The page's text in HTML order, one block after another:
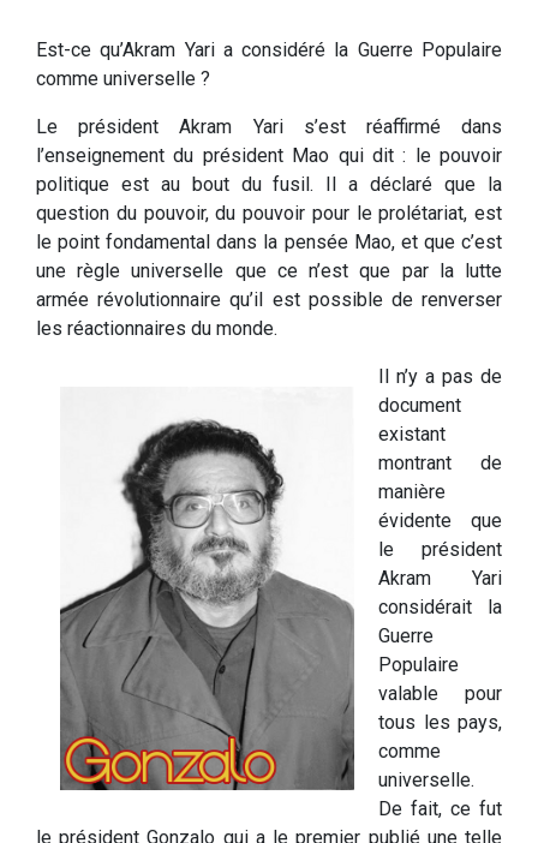
Est-ce qu’Akram Yari a considéré la Guerre Populaire
comme universelle ?
Le président Akram Yari s’est réaffirmé dans
l’enseignement du président Mao qui dit : le pouvoir
politique est au bout du fusil. Il a déclaré que la
question du pouvoir, du pouvoir pour le prolétariat, est
le point fondamental dans la pensée Mao, et que c’est
une règle universelle que ce n’est que par la lutte
armée révolutionnaire qu’il est possible de renverser
les réactionnaires du monde.
Il n’y a pas de
document
existant
montrant de
manière
évidente que
le président
Akram Yari
considérait la
Guerre
Populaire
valable pour
tous les pays,
comme
universelle.
De fait, ce fut
le président Gonzalo qui a le premier publié une telle